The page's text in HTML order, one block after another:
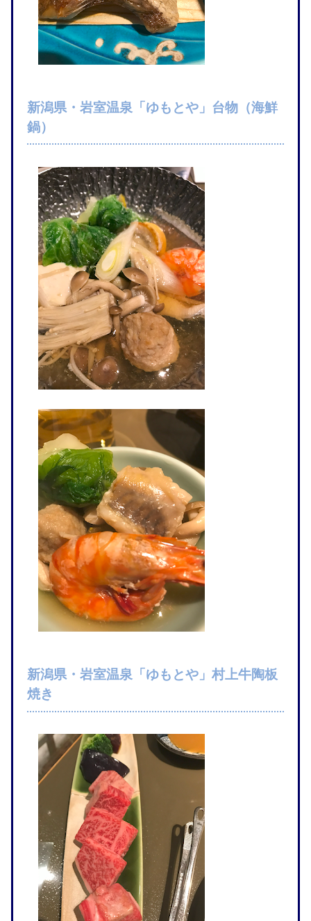
新潟県・岩室温泉「ゆもとや」台物（海鮮
鍋）
新潟県・岩室温泉「ゆもとや」村上牛陶板
焼き